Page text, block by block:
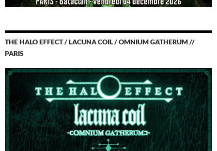
THE HALO EFFECT / LACUNA COIL / OMNIUM GATHERUM //
PARIS